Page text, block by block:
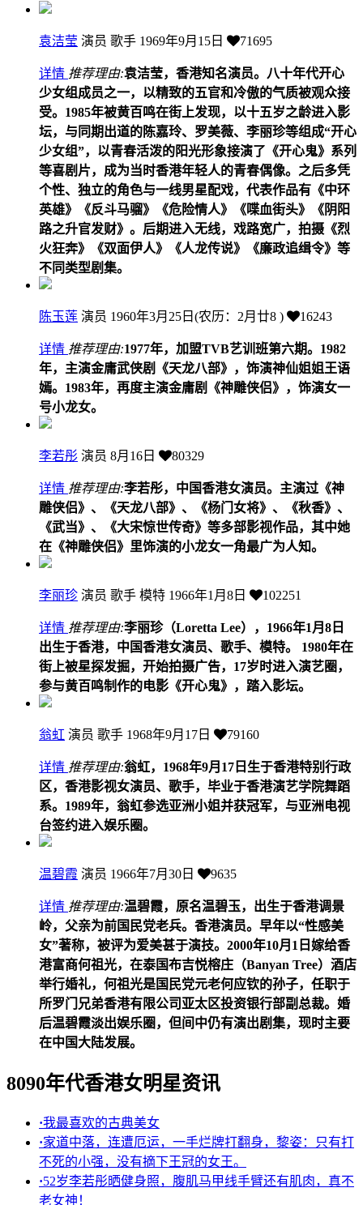
袁洁莹 演员 歌手 1969年9月15日 71695
详情 推荐理由:袁洁莹，香港知名演员。八十年代开心
少女组成员之一，以精致的五官和冷傲的气质被观众接
受。1985年被黄百鸣在街上发现，以十五岁之龄进入影
坛，与同期出道的陈嘉玲、罗美薇、李丽珍等组成“开心
少女组”，以青春活泼的阳光形象接演了《开心鬼》系列
等喜剧片，成为当时香港年轻人的青春偶像。之后多凭
个性、独立的角色与一线男星配戏，代表作品有《中环
英雄》《反斗马骝》《危险情人》《喋血街头》《阴阳
路之升官发财》。后期进入无线，戏路宽广，拍摄《烈
火狂奔》《双面伊人》《人龙传说》《廉政追缉令》等
不同类型剧集。
陈玉莲 演员 1960年3月25日(农历：2月廿8 ) 16243
详情 推荐理由:1977年，加盟TVB艺训班第六期。1982
年，主演金庸武侠剧《天龙八部》，饰演神仙姐姐王语
嫣。1983年，再度主演金庸剧《神雕侠侣》，饰演女一
号小龙女。
李若彤 演员 8月16日 80329
详情 推荐理由:李若彤，中国香港女演员。主演过《神
雕侠侣》、《天龙八部》、《杨门女将》、《秋香》、
《武当》、《大宋惊世传奇》等多部影视作品，其中她
在《神雕侠侣》里饰演的小龙女一角最广为人知。
李丽珍 演员 歌手 模特 1966年1月8日 102251
详情 推荐理由:李丽珍（Loretta Lee），1966年1月8日
出生于香港，中国香港女演员、歌手、模特。 1980年在
街上被星探发掘，开始拍摄广告，17岁时进入演艺圈，
参与黄百鸣制作的电影《开心鬼》，踏入影坛。
翁虹 演员 歌手 1968年9月17日 79160
详情 推荐理由:翁虹，1968年9月17日生于香港特别行政
区，香港影视女演员、歌手，毕业于香港演艺学院舞蹈
系。1989年，翁虹参选亚洲小姐并获冠军，与亚洲电视
台签约进入娱乐圈。
温碧霞 演员 1966年7月30日 9635
详情 推荐理由:温碧霞，原名温碧玉，出生于香港调景
岭，父亲为前国民党老兵。香港演员。早年以“性感美
女”著称，被评为爱美甚于演技。2000年10月1日嫁给香
港富商何祖光，在泰国布吉悦榕庄（Banyan Tree）酒店
举行婚礼，何祖光是国民党元老何应钦的孙子，任职于
所罗门兄弟香港有限公司亚太区投资银行部副总裁。婚
后温碧霞淡出娱乐圈，但间中仍有演出剧集，现时主要
在中国大陆发展。
8090年代香港女明星资讯
·我最喜欢的古典美女
·家道中落，连遭厄运，一手烂牌打翻身，黎姿：只有打
不死的小强，没有摘下王冠的女王。
·52岁李若彤晒健身照，腹肌马甲线手臂还有肌肉，真不
老女神！